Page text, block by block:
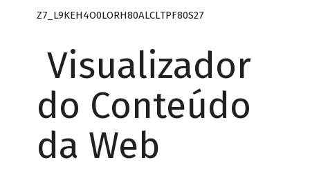
Z7_L9KEH4O0LORH80ALCLTPF80S27
Visualizador
do Conteúdo
da Web